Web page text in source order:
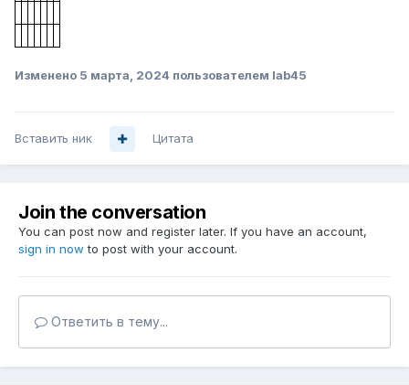
Изменено 5 марта, 2024 пользователем lab45
Вставить ник Цитата
Join the conversation
You can post now and register later. If you have an account,
sign in now to post with your account.
Ответить в тему...